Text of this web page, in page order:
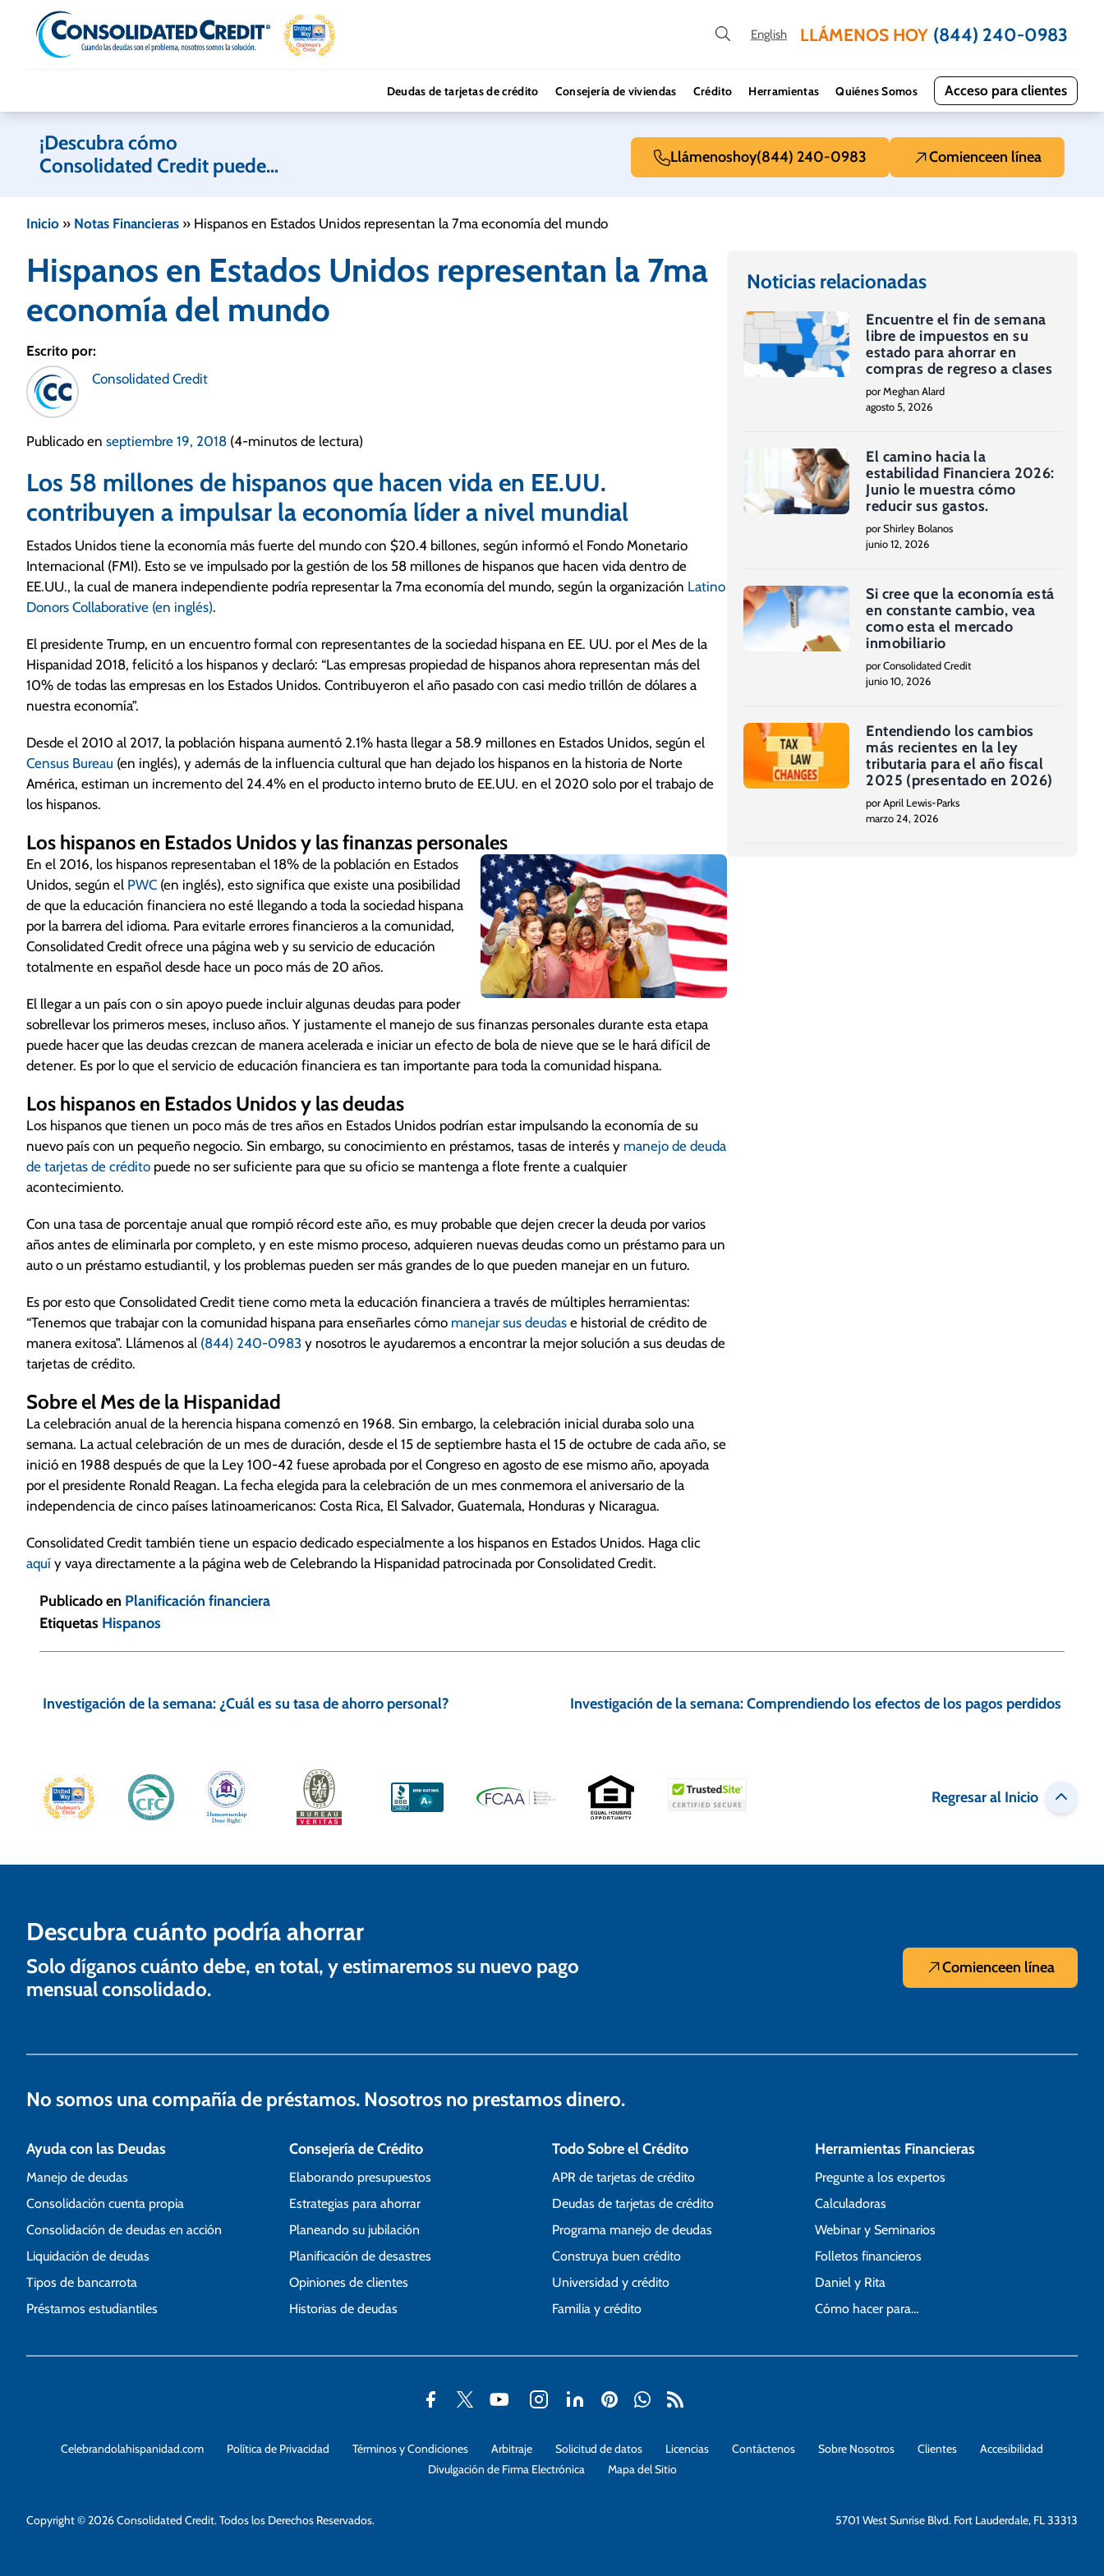
Skip to content
English LLÁMENOS HOY (844) 240-0983
Deudas de tarjetas de crédito Consejería de viviendas Crédito Herramientas Quiénes Somos Acceso para clientes
¡Descubra cómo
Consolidated Credit puede
Llámenoshoy(844) 240-0983 Comienceen línea
Inicio » Notas Financieras » Hispanos en Estados Unidos representan la 7ma economía del mundo
Hispanos en Estados Unidos representan la 7ma
economía del mundo
Escrito por:
Consolidated Credit
Publicado en septiembre 19, 2018 (4-minutos de lectura)
Los 58 millones de hispanos que hacen vida en EE.UU.
contribuyen a impulsar la economía líder a nivel mundial
Estados Unidos tiene la economía más fuerte del mundo con $20.4 billones, según informó el Fondo Monetario
Internacional (FMI). Esto se ve impulsado por la gestión de los 58 millones de hispanos que hacen vida dentro de
EE.UU., la cual de manera independiente podría representar la 7ma economía del mundo, según la organización Latino
Donors Collaborative (en inglés).
El presidente Trump, en un encuentro formal con representantes de la sociedad hispana en EE. UU. por el Mes de la
Hispanidad 2018, felicitó a los hispanos y declaró: “Las empresas propiedad de hispanos ahora representan más del
10% de todas las empresas en los Estados Unidos. Contribuyeron el año pasado con casi medio trillón de dólares a
nuestra economía”.
Desde el 2010 al 2017, la población hispana aumentó 2.1% hasta llegar a 58.9 millones en Estados Unidos, según el
Census Bureau (en inglés), y además de la influencia cultural que han dejado los hispanos en la historia de Norte
América, estiman un incremento del 24.4% en el producto interno bruto de EE.UU. en el 2020 solo por el trabajo de
los hispanos.
Los hispanos en Estados Unidos y las finanzas personales
En el 2016, los hispanos representaban el 18% de la población en Estados
Unidos, según el PWC (en inglés), esto significa que existe una posibilidad
de que la educación financiera no esté llegando a toda la sociedad hispana
por la barrera del idioma. Para evitarle errores financieros a la comunidad,
Consolidated Credit ofrece una página web y su servicio de educación
totalmente en español desde hace un poco más de 20 años.
El llegar a un país con o sin apoyo puede incluir algunas deudas para poder
sobrellevar los primeros meses, incluso años. Y justamente el manejo de sus finanzas personales durante esta etapa
puede hacer que las deudas crezcan de manera acelerada e iniciar un efecto de bola de nieve que se le hará difícil de
detener. Es por lo que el servicio de educación financiera es tan importante para toda la comunidad hispana.
Los hispanos en Estados Unidos y las deudas
Los hispanos que tienen un poco más de tres años en Estados Unidos podrían estar impulsando la economía de su
nuevo país con un pequeño negocio. Sin embargo, su conocimiento en préstamos, tasas de interés y manejo de deuda
de tarjetas de crédito puede no ser suficiente para que su oficio se mantenga a flote frente a cualquier
acontecimiento.
Con una tasa de porcentaje anual que rompió récord este año, es muy probable que dejen crecer la deuda por varios
años antes de eliminarla por completo, y en este mismo proceso, adquieren nuevas deudas como un préstamo para un
auto o un préstamo estudiantil, y los problemas pueden ser más grandes de lo que pueden manejar en un futuro.
Es por esto que Consolidated Credit tiene como meta la educación financiera a través de múltiples herramientas:
“Tenemos que trabajar con la comunidad hispana para enseñarles cómo manejar sus deudas e historial de crédito de
manera exitosa”. Llámenos al (844) 240-0983 y nosotros le ayudaremos a encontrar la mejor solución a sus deudas de
tarjetas de crédito.
Sobre el Mes de la Hispanidad
La celebración anual de la herencia hispana comenzó en 1968. Sin embargo, la celebración inicial duraba solo una
semana. La actual celebración de un mes de duración, desde el 15 de septiembre hasta el 15 de octubre de cada año, se
inició en 1988 después de que la Ley 100-42 fuese aprobada por el Congreso en agosto de ese mismo año, apoyada
por el presidente Ronald Reagan. La fecha elegida para la celebración de un mes conmemora el aniversario de la
independencia de cinco países latinoamericanos: Costa Rica, El Salvador, Guatemala, Honduras y Nicaragua.
Consolidated Credit también tiene un espacio dedicado especialmente a los hispanos en Estados Unidos. Haga clic
aquí y vaya directamente a la página web de Celebrando la Hispanidad patrocinada por Consolidated Credit.
Noticias relacionadas
Encuentre el fin de semana
libre de impuestos en su
estado para ahorrar en
compras de regreso a clases
por Meghan Alard
agosto 5, 2026
El camino hacia la
estabilidad Financiera 2026:
Junio le muestra cómo
reducir sus gastos.
por Shirley Bolanos
junio 12, 2026
Si cree que la economía está
en constante cambio, vea
como esta el mercado
inmobiliario
por Consolidated Credit
junio 10, 2026
Entendiendo los cambios
más recientes en la ley
tributaria para el año fiscal
2025 (presentado en 2026)
por April Lewis-Parks
marzo 24, 2026
Publicado en Planificación financiera
Etiquetas Hispanos
a
g
a
i
n
d
e
n
r
a
d
a
s
Investigación de la semana: ¿Cuál es su tasa de ahorro personal? Investigación de la semana: Comprendiendo los efectos de los pagos perdidos
Regresar al Inicio
Descubra cuánto podría ahorrar
Solo díganos cuánto debe, en total, y estimaremos su nuevo pago
mensual consolidado.
Comienceen línea
No somos una compañía de préstamos. Nosotros no prestamos dinero.
Ayuda con las Deudas
Manejo de deudas
Consolidación cuenta propia
Consolidación de deudas en acción
Liquidación de deudas
Tipos de bancarrota
Préstamos estudiantiles
Consejería de Crédito
Elaborando presupuestos
Estrategias para ahorrar
Planeando su jubilación
Planificación de desastres
Opiniones de clientes
Historias de deudas
Todo Sobre el Crédito
APR de tarjetas de crédito
Deudas de tarjetas de crédito
Programa manejo de deudas
Construya buen crédito
Universidad y crédito
Familia y crédito
Herramientas Financieras
Pregunte a los expertos
Calculadoras
Webinar y Seminarios
Folletos financieros
Daniel y Rita
Cómo hacer para…
Celebrandolahispanidad.com Política de Privacidad Términos y Condiciones Arbitraje Solicitud de datos Licencias Contáctenos Sobre Nosotros Clientes
Accesibilidad
Divulgación de Firma Electrónica
Mapa del Sitio
Copyright © 2026 Consolidated Credit. Todos los Derechos Reservados. 5701 West Sunrise Blvd. Fort Lauderdale, FL 33313